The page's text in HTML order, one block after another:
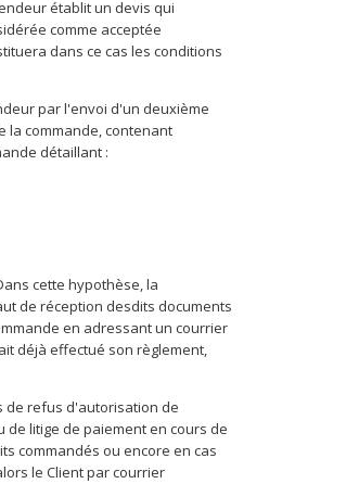
établit un devis qui
comme acceptée
dans ce cas les conditions
par l'envoi d'un deuxième
la commande, contenant
détaillant :
cette hypothèse, la
de réception desdits documents
en adressant un courrier
déjà effectué son règlement,
de refus d'autorisation de
litige de paiement en cours de
commandés ou encore en cas
le Client par courrier